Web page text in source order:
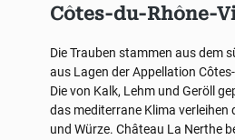
Côtes-du-Rhône-
Die Trauben stammen aus dem
aus Lagen der Appellation
Die von Kalk, Lehm und Geröll
das mediterrane Klima verleihen
und Würze. Château La Nerthe